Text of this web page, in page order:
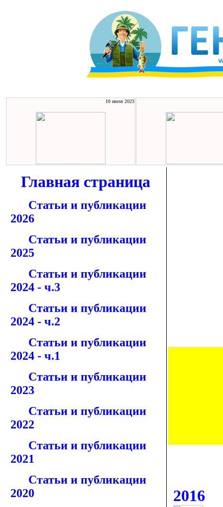
10 июля 2023
Главная страница
Статьи и публикации
2026
Статьи и публикации
2025
Статьи и публикации
2024 - ч.3
Статьи и публикации
2024 - ч.2
Статьи и публикации
2024 - ч.1
Статьи и публикации
2023
Статьи и публикации
2022
Статьи и публикации
2021
Статьи и публикации
2020
2016